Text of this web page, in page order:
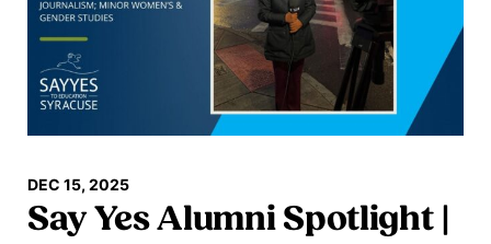
DEC 15, 2025
Say Yes Alumni Spotlight |